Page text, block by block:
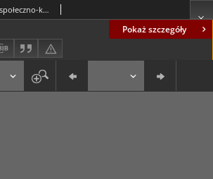
Pokaż szczegóły
Nadodrze: dwutygodnik społeczno-kulturalny, nr 7 (29 marca - 11 kwietnia 1970)